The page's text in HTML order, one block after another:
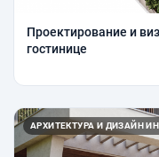
Проектирование и
гостинице
АРХИТЕКТУРА И ДИЗАЙН